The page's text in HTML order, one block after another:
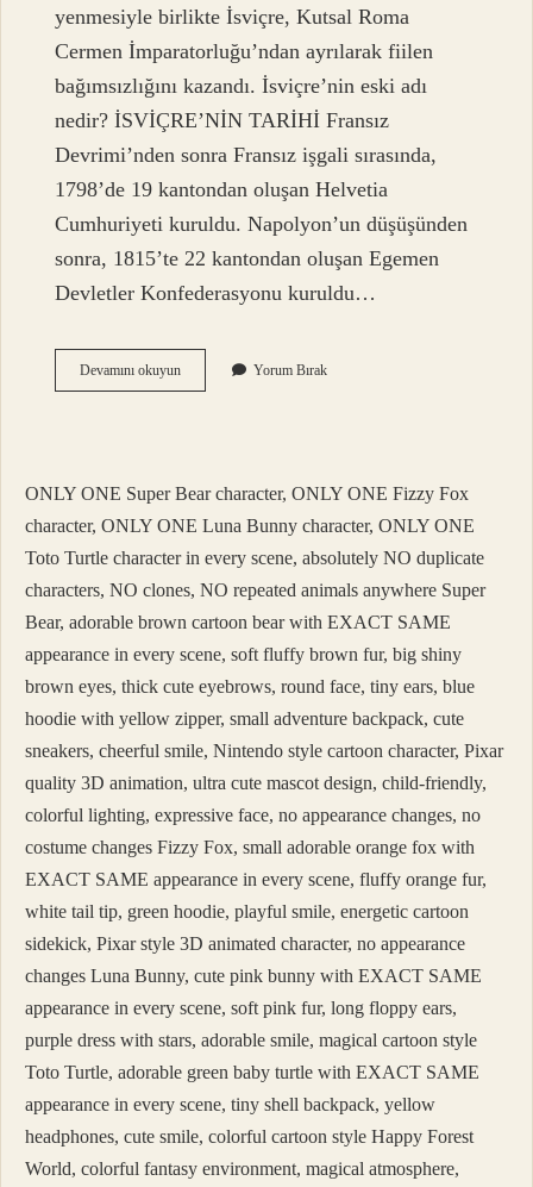
yenmesiyle birlikte İsviçre, Kutsal Roma
Cermen İmparatorluğu’ndan ayrılarak fiilen
bağımsızlığını kazandı. İsviçre’nin eski adı
nedir? İSVİÇRE’NİN TARİHİ Fransız
Devrimi’nden sonra Fransız işgali sırasında,
1798’de 19 kantondan oluşan Helvetia
Cumhuriyeti kuruldu. Napolyon’un düşüşünden
sonra, 1815’te 22 kantondan oluşan Egemen
Devletler Konfederasyonu kuruldu…
Devamını okuyunIsviçre
Ne
Yorum Bırak
ONLY ONE Super Bear character, ONLY ONE Fizzy Fox
character, ONLY ONE Luna Bunny character, ONLY ONE
Toto Turtle character in every scene, absolutely NO duplicate
characters, NO clones, NO repeated animals anywhere Super
Bear, adorable brown cartoon bear with EXACT SAME
appearance in every scene, soft fluffy brown fur, big shiny
brown eyes, thick cute eyebrows, round face, tiny ears, blue
hoodie with yellow zipper, small adventure backpack, cute
sneakers, cheerful smile, Nintendo style cartoon character, Pixar
quality 3D animation, ultra cute mascot design, child-friendly,
colorful lighting, expressive face, no appearance changes, no
costume changes Fizzy Fox, small adorable orange fox with
EXACT SAME appearance in every scene, fluffy orange fur,
white tail tip, green hoodie, playful smile, energetic cartoon
sidekick, Pixar style 3D animated character, no appearance
changes Luna Bunny, cute pink bunny with EXACT SAME
appearance in every scene, soft pink fur, long floppy ears,
purple dress with stars, adorable smile, magical cartoon style
Toto Turtle, adorable green baby turtle with EXACT SAME
appearance in every scene, tiny shell backpack, yellow
headphones, cute smile, colorful cartoon style Happy Forest
World, colorful fantasy environment, magical atmosphere,